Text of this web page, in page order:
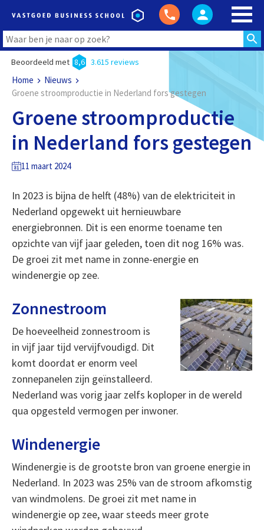
Beoordeeld met 8,6 3.615 reviews
Home
Nieuws
Groene stroomproductie in Nederland fors gestegen
Groene stroomproductie
in Nederland fors gestegen
11 maart 2024
In 2023 is bijna de helft (48%) van de elektriciteit in
Nederland opgewekt uit hernieuwbare
energiebronnen. Dit is een enorme toename ten
opzichte van vijf jaar geleden, toen dit nog 16% was.
De groei zit met name in zonne-energie en
windenergie op zee.
Zonnestroom
De hoeveelheid zonnestroom is
in vijf jaar tijd vervijfvoudigd. Dit
komt doordat er enorm veel
zonnepanelen zijn geïnstalleerd.
Nederland was vorig jaar zelfs koploper in de wereld
qua opgesteld vermogen per inwoner.
Windenergie
Windenergie is de grootste bron van groene energie in
Nederland. In 2023 was 25% van de stroom afkomstig
van windmolens. De groei zit met name in
windenergie op zee, waar steeds meer grote